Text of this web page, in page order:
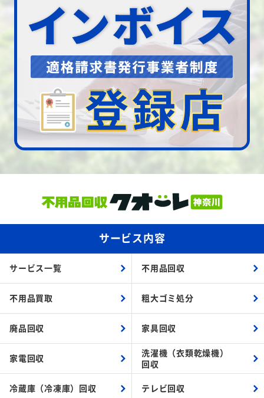
サービス内容
サービス一覧 不用品回収
不用品買取 粗大ゴミ処分
廃品回収 家具回収
家電回収
洗濯機（衣類乾燥機）
回収
冷蔵庫（冷凍庫）回収 テレビ回収